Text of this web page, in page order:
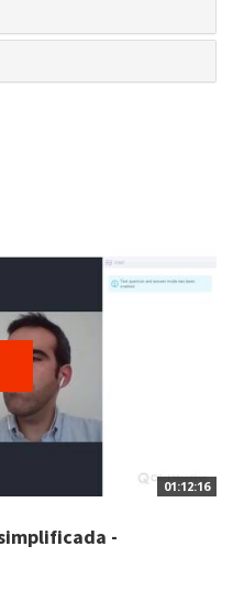
01:12:16
-